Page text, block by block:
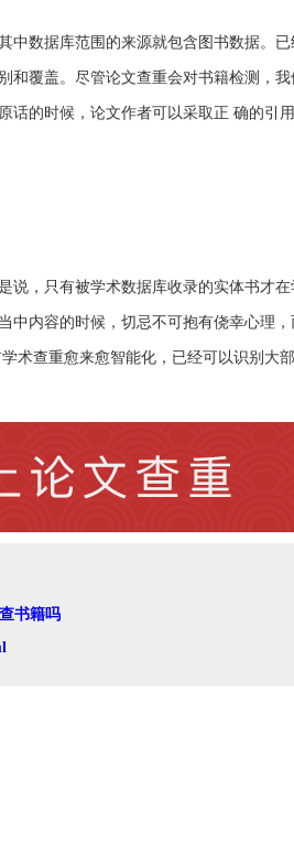
数据库范围的来源就包含图书数据。
覆盖。尽管论文查重会对书籍检测，
的时候，论文作者可以采取正 确的引
，只有被学术数据库收录的实体书才
内容的时候，切忌不可抱有侥幸心理
术查重愈来愈智能化，已经可以识别大
书籍吗